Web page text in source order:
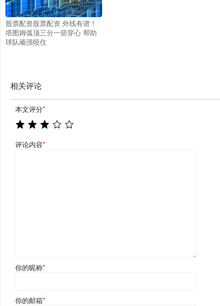
股票配资股票配资 外线有谱！
塔图姆弧顶三分一箭穿心 帮助
球队顽强咬住
相关评论
本文评分*
评论内容*
你的昵称*
你的邮箱*